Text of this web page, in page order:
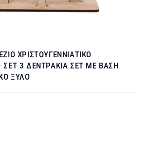
ΧΡΙΣΤΟΥΓΕΝΝΙΑΤΙΚΟ
ΣΕΤ 3 ΔΕΝΤΡΑΚΙΑ ΣΕΤ ΜΕ ΒΑΣΗ
ΞΥΛΟ